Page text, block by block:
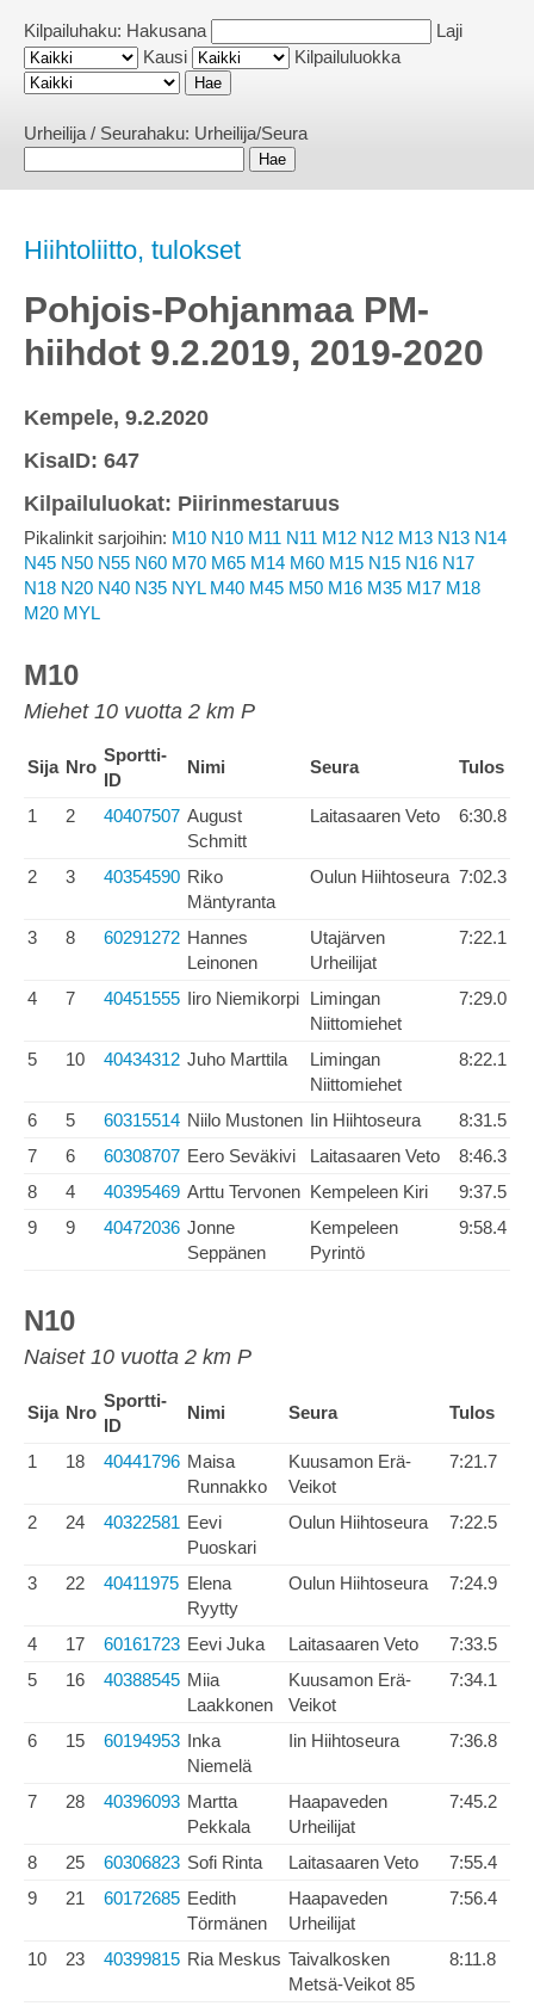
Kilpailuhaku: Hakusana
Laji
Kausi
Kilpailuluokka
Urheilija / Seurahaku: Urheilija/Seura
Hiihtoliitto, tulokset
Pohjois-Pohjanmaa PM-
hiihdot 9.2.2019, 2019-2020
Kempele, 9.2.2020
KisaID: 647
Kilpailuluokat: Piirinmestaruus
Pikalinkit sarjoihin: M10 N10 M11 N11 M12 N12 M13 N13 N14
N45 N50 N55 N60 M70 M65 M14 M60 M15 N15 N16 N17
N18 N20 N40 N35 NYL M40 M45 M50 M16 M35 M17 M18
M20 MYL
M10
Miehet 10 vuotta 2 km P
Sija Nro
Sportti-
ID
Nimi Seura Tulos
1 2 40407507 August
Schmitt
Laitasaaren Veto 6:30.8
2 3 40354590 Riko
Mäntyranta
Oulun Hiihtoseura 7:02.3
3 8 60291272 Hannes
Leinonen
Utajärven
Urheilijat
7:22.1
4 7 40451555 Iiro Niemikorpi Limingan
Niittomiehet
7:29.0
5 10 40434312 Juho Marttila
Limingan
Niittomiehet
8:22.1
6 5 60315514 Niilo Mustonen Iin Hiihtoseura
8:31.5
7
6 60308707 Eero Seväkivi Laitasaaren Veto
8:46.3
8
4 40395469 Arttu Tervonen Kempeleen Kiri
9:37.5
9
9 40472036 Jonne
Seppänen
Kempeleen
Pyrintö
9:58.4
N10
Naiset 10 vuotta 2 km P
Sija Nro
Sportti-
ID
Nimi Seura Tulos
1 18 40441796 Maisa
Runnakko
Kuusamon Erä-
Veikot
7:21.7
2 24 40322581 Eevi
Puoskari
Oulun Hiihtoseura 7:22.5
3 22 40411975 Elena
Ryytty
Oulun Hiihtoseura 7:24.9
4 17 60161723 Eevi Juka Laitasaaren Veto
7:33.5
5
16 40388545 Miia
Laakkonen
Kuusamon Erä-
Veikot
7:34.1
6 15 60194953 Inka
Niemelä
Iin Hiihtoseura 7:36.8
7 28 40396093 Martta
Pekkala
Haapaveden
Urheilijat
7:45.2
8 25 60306823 Sofi Rinta Laitasaaren Veto
7:55.4
9
21 60172685 Eedith
Törmänen
Haapaveden
Urheilijat
7:56.4
10 23 40399815 Ria Meskus Taivalkosken
Metsä-Veikot 85
8:11.8